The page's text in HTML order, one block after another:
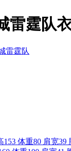
雷霆队
雷霆队
153 体重80 肩宽39